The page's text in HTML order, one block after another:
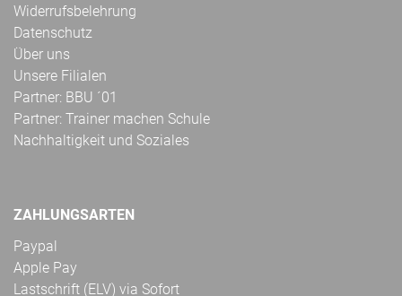
Widerrufsbelehrung
Datenschutz
Über uns
Unsere Filialen
Partner: BBU ´01
Partner: Trainer machen Schule
Nachhaltigkeit und Soziales
ZAHLUNGSARTEN
Paypal
Apple Pay
Lastschrift (ELV) via Sofort